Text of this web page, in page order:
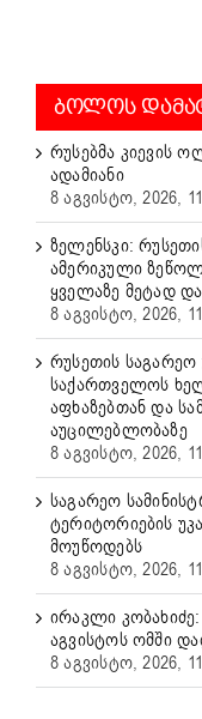
ᲑᲝᲚᲝᲡ
რუსებმა კიევის
ადამიანი
8 აგვისტო, 2026,
ზელენსკი:
ამერიკული
ყველაზე მეტად
8 აგვისტო, 2026,
რუსეთის საგარეო
საქართველოს
აფხაზებთან და
აუცილებლობაზე
8 აგვისტო, 2026,
საგარეო
ტერიტორიების
მოუწოდებს
8 აგვისტო, 2026,
ირაკლი
აგვისტოს ომში
8 აგვისტო, 2026,